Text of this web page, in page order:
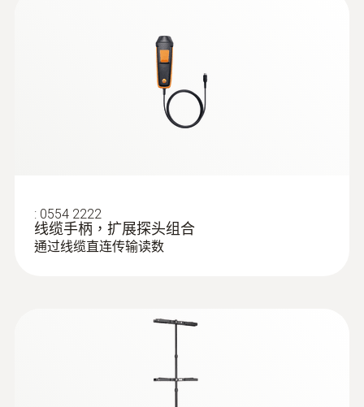
: 0554 2222
线缆手柄，扩展探头组合
通过线缆直连传输读数